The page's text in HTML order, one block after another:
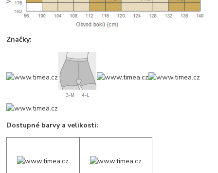
Značky:
Dostupné barvy a velikosti: